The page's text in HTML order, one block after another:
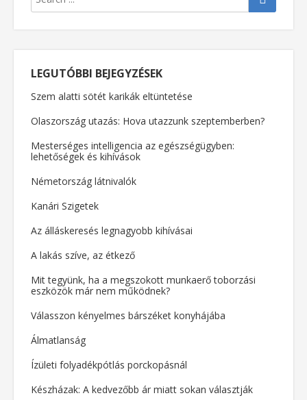
LEGUTÓBBI BEJEGYZÉSEK
Szem alatti sötét karikák eltüntetése
Olaszország utazás: Hova utazzunk szeptemberben?
Mesterséges intelligencia az egészségügyben:
lehetőségek és kihívások
Németország látnivalók
Kanári Szigetek
Az álláskeresés legnagyobb kihívásai
A lakás szíve, az étkező
Mit tegyünk, ha a megszokott munkaerő toborzási
eszközök már nem működnek?
Válasszon kényelmes bárszéket konyhájába
Álmatlanság
Ízületi folyadékpótlás porckopásnál
Készházak: A kedvezőbb ár miatt sokan választják